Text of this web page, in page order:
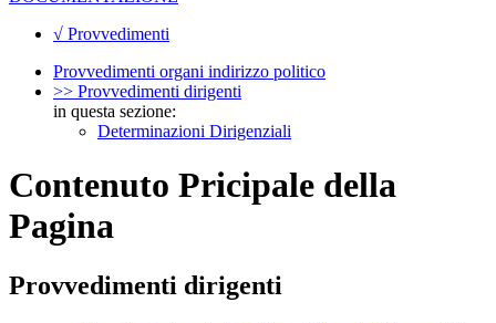
√ Provvedimenti
Provvedimenti organi indirizzo politico
>> Provvedimenti dirigenti
in questa sezione:
Determinazioni Dirigenziali
Contenuto Pricipale della
Pagina
Provvedimenti dirigenti